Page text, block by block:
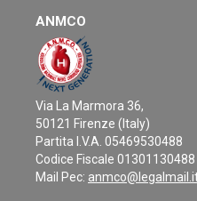
ANMCO
Via La Marmora 36,
50121 Firenze (Italy)
Partita I.V.A. 05469530488
Codice Fiscale 01301130488
Mail Pec: